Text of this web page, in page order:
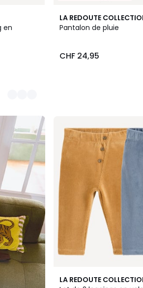
en
LA REDOUTE
Pantalon de pluie
CHF 24,95
LA REDOUTE
4,9